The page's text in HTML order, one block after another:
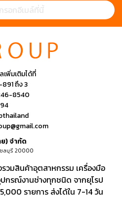
พิ่มเติมได้ที่
ถึง 3
8540
) จำกัด
ลบุรี 20000
วมสินค้าอุตสาหกรรม เครื่องมือ
ปกรณ์งานช่างทุกชนิด จากยุโรป
รายการ ส่งได้ใน 7-14 วัน